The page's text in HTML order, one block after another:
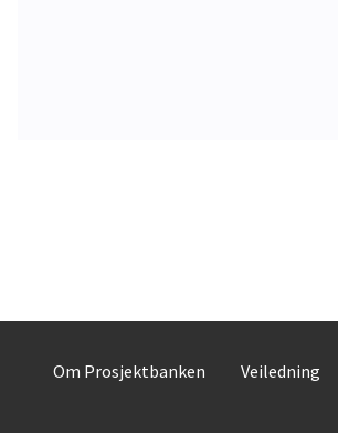
Om Prosjektbanken Veiledning